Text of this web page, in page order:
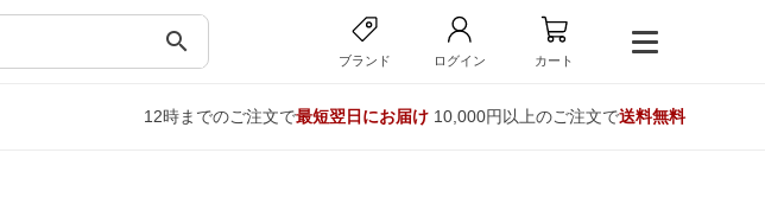
search
ブランド ログイン カート
12時までのご注文で最短翌日にお届け10,000円以上のご注文で送料無料